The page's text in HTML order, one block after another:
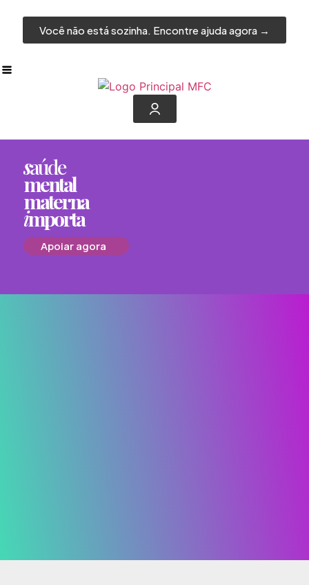
Você não está sozinha. Encontre ajuda agora →
saúde
mental
materna
importa
Apoiar agora